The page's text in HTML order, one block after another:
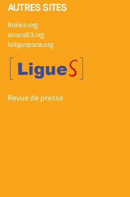
AUTRES SITES
lhelice.org
assos83.org
laliguepaca.org
Revue de presse